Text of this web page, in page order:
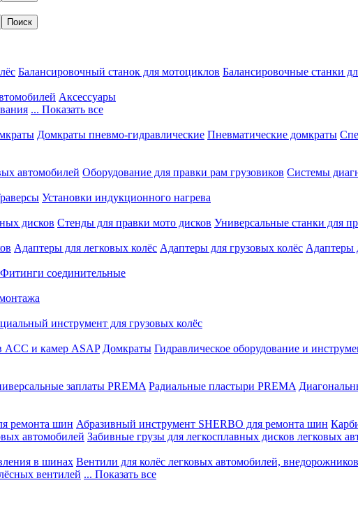
Балансировочный станок для мотоциклов Балансировочные станки
Аксессуары
... Показать все
Домкраты пневмо-гидравлические Пневматические домкраты
автомобилей Оборудование для правки рам грузовиков Системы
Установки индукционного нагрева
дисков Стенды для правки мото дисков Универсальные станки для
Адаптеры для легковых колёс Адаптеры для грузовых колёс Адаптеры
Фитинги соединительные
инструмент для грузовых колёс
ACC и камер ASAP Домкраты Гидравлическое оборудование и
заплаты PREMA Радиальные пластыри PREMA
ремонта шин Абразивный инструмент SHERBO для ремонта шин
автомобилей Забивные грузы для легкосплавных дисков легковых
в шинах Вентили для колёс легковых автомобилей,
вентилей ... Показать все